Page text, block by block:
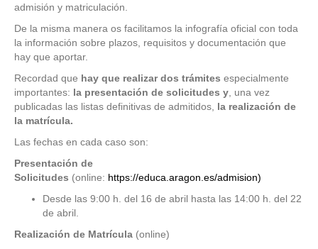
admisión y matriculación.
De la misma manera os facilitamos la infografía oficial con toda
la información sobre plazos, requisitos y documentación que
hay que aportar.
Recordad que hay que realizar dos trámites especialmente
importantes: la presentación de solicitudes y , una vez
publicadas las listas definitivas de admitidos, la realización de
la matrícula.
Las fechas en cada caso son:
Presentación de
Solicitudes (online: https://educa.aragon.es/admision)
Desde las 9:00 h. del 16 de abril hasta las 14:00 h. del 22
de abril.
Realización de Matrícula (online)